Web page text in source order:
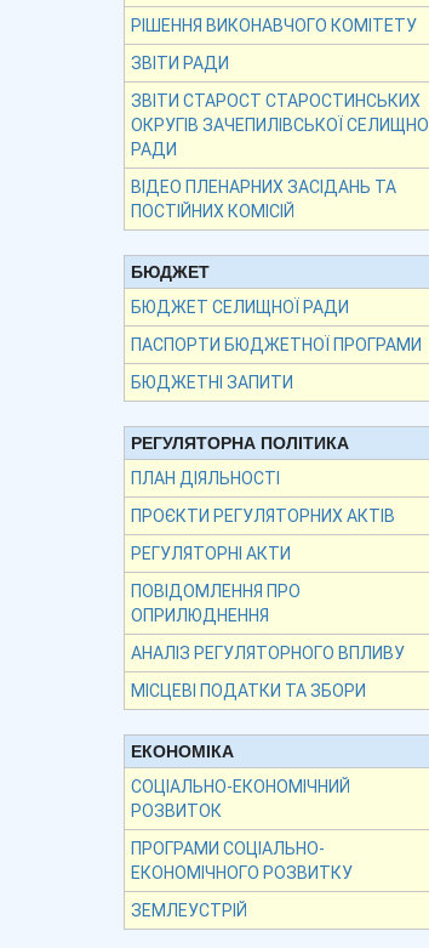
РІШЕННЯ ВИКОНАВЧОГО КОМІТЕТУ
ЗВІТИ РАДИ
ЗВІТИ СТАРОСТ СТАРОСТИНСЬКИХ
ОКРУГІВ ЗАЧЕПИЛІВСЬКОЇ СЕЛИЩНОЇ
РАДИ
ВІДЕО ПЛЕНАРНИХ ЗАСІДАНЬ ТА
ПОСТІЙНИХ КОМІСІЙ
БЮДЖЕТ
БЮДЖЕТ СЕЛИЩНОЇ РАДИ
ПАСПОРТИ БЮДЖЕТНОЇ ПРОГРАМИ
БЮДЖЕТНІ ЗАПИТИ
РЕГУЛЯТОРНА ПОЛІТИКА
ПЛАН ДІЯЛЬНОСТІ
ПРОЄКТИ РЕГУЛЯТОРНИХ АКТІВ
РЕГУЛЯТОРНІ АКТИ
ПОВІДОМЛЕННЯ ПРО
ОПРИЛЮДНЕННЯ
АНАЛІЗ РЕГУЛЯТОРНОГО ВПЛИВУ
МІСЦЕВІ ПОДАТКИ ТА ЗБОРИ
ЕКОНОМІКА
СОЦІАЛЬНО-ЕКОНОМІЧНИЙ
РОЗВИТОК
ПРОГРАМИ СОЦІАЛЬНО-
ЕКОНОМІЧНОГО РОЗВИТКУ
ЗЕМЛЕУСТРІЙ